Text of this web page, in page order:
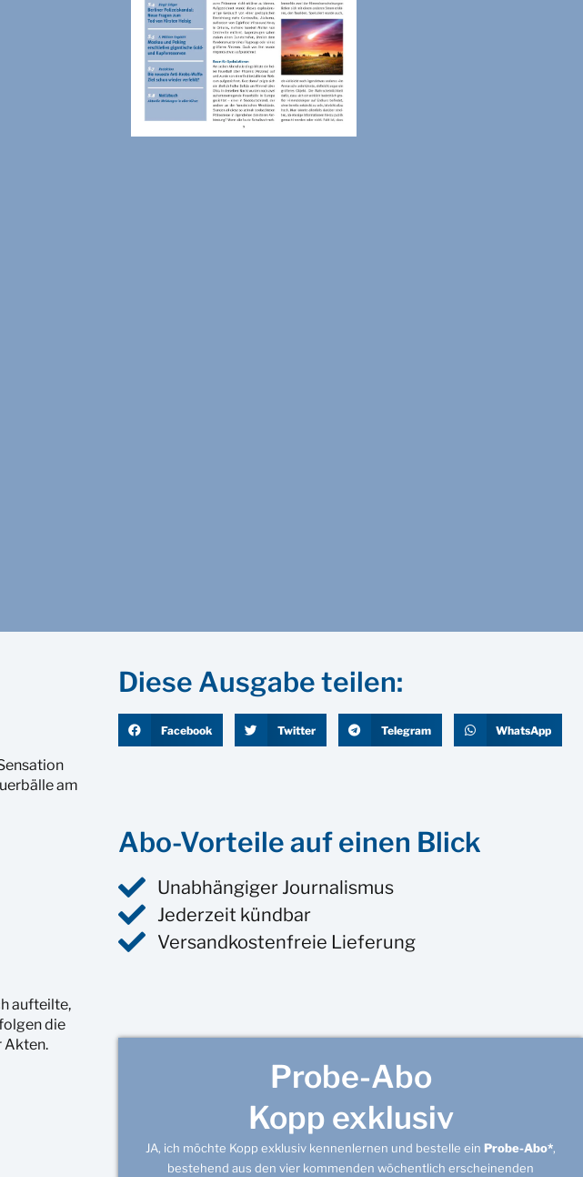
am
aufteilte,
die
Akten.
Diese Ausgabe teilen:
Facebook Twitter Telegram WhatsApp
Abo-Vorteile auf einen Blick
Unabhängiger Journalismus
Jederzeit kündbar
Versandkostenfreie Lieferung
Probe-Abo
Kopp exklusiv
JA, ich möchte Kopp exklusiv kennenlernen und bestelle einProbe-Abo*,
bestehend aus den vier kommenden wöchentlich erscheinenden